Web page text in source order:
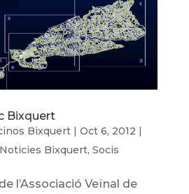
Bixquert
Bixquert| Oct 6, 2012
Noticies Bixquert, Socis
l’Associació Veïnal de